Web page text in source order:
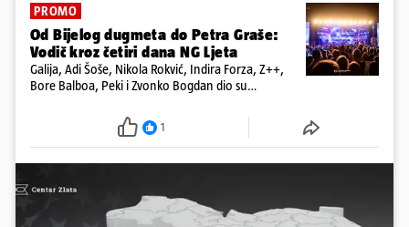
PROMO
Od Bijelog dugmeta do Petra Graše:
Vodič kroz četiri dana NG Ljeta
Galija, Adi Šoše, Nikola Rokvić, Indira Forza, Z++,
Bore Balboa, Peki i Zvonko Bogdan dio su
16. kolovoza održati na dvije pozornice
1